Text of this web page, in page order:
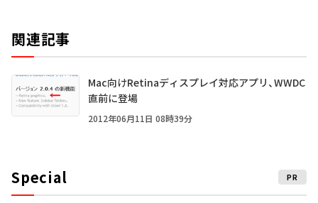
関連記事
Mac向けRetinaディスプレイ対応アプリ、WWDC
直前に登場
2012年06月11日 08時39分
Special PR